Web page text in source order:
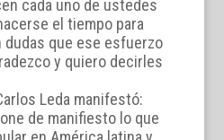
cada uno de ustedes
el tiempo para
dudas que ese esfuerzo
y quiero decirles
Leda manifestó:
de manifiesto lo que